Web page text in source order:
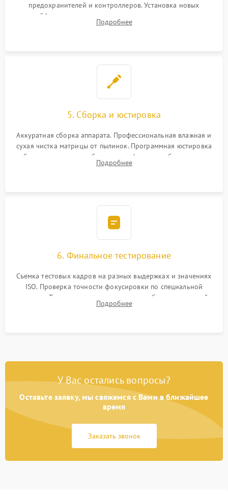
предохранителей и контроллеров. Установка новых
шлейфов, дисплея, механизма затвора или двигателя
автофокуса. Восстановление геометрии тубуса объектива
Подробнее
5. Сборка и юстировка
Аккуратная сборка аппарата. Профессиональная влажная и
сухая чистка матрицы от пылинок. Программная юстировка
рабочего отрезка, калибровка автофокуса, стабилизатора и
экспозамера с помощью сервисного ПО.
Подробнее
6. Финальное тестирование
Съемка тестовых кадров на разных выдержках и значениях
ISO. Проверка точности фокусировки по специальной
мишени. Тест записи на карту памяти, работы встроенной
вспышки, микрофона и всех кнопок управления.
Подробнее
У Вас остались вопросы?
Оставьте заявку, мы свяжемся с Вами в ближайшее
время
Заказать звонок